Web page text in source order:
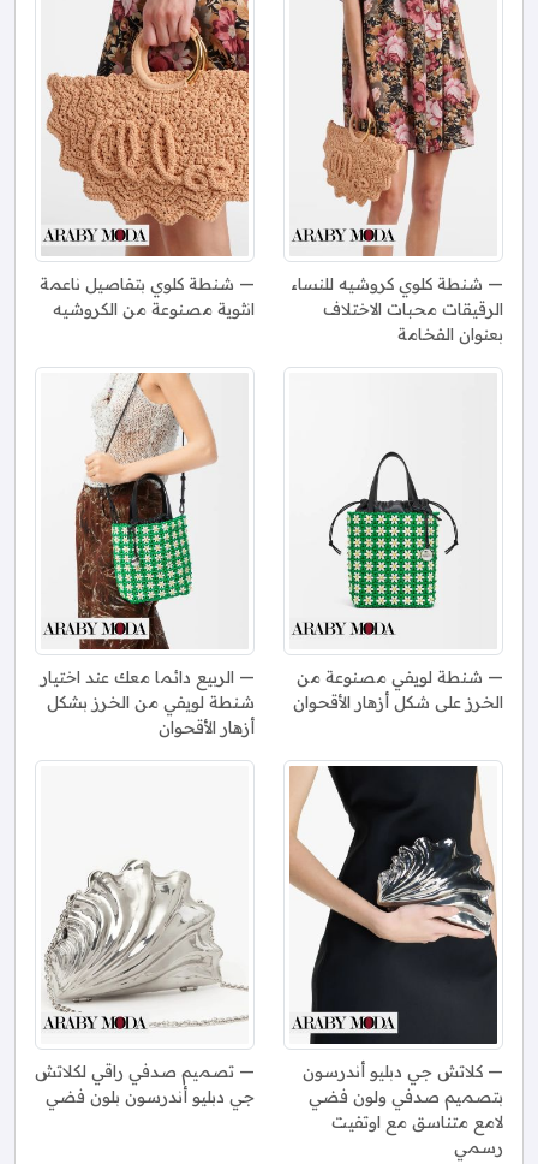
شنطة كلوي كروشيه للنساء
الرقيقات محبات الاختلاف
بعنوان الفخامة
شنطة كلوي بتفاصيل ناعمة
انثوية مصنوعة من الكروشيه
شنطة لويفي مصنوعة من
الخرز على شكل أزهار الأقحوان
الربيع دائما معك عند اختيار
شنطة لويفي من الخرز بشكل
أزهار الأقحوان
كلاتش جي دبليو أندرسون
بتصميم صدفي ولون فضي
لامع متناسق مع اوتفيت
رسمي
تصميم صدفي راقي لكلاتش
جي دبليو أندرسون بلون فضي